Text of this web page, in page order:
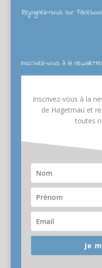
Rejoignez-nous sur
Inscrivez-vous à la
Inscrivez-vous à la
de Hagetmau et
toutes
Je